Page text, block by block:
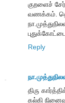
குறளைச்
வணக்கம்.
Reply
திரு
கல்கி